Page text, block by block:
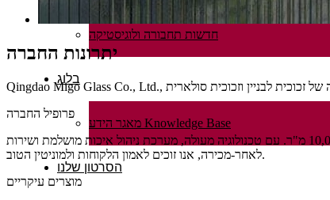
חדשות תחבורה ולוגיסטיקה
בלוג
מאגר הידע Knowledge Base
הסרטון שלנו
יתרונות החברה
פרופיל החברה
החברה שלנו היא יצרנית מקצועית של זכוכית ומראות עם היסטוריה של יותר מ-20 שנה. היצרן משתרע על שטח של יותר מ-20,000 מ"ר עם סדנה של 10,000 מ"ר. עם טכנולוגיה מעולה, מערכת ניהול איכות מושלמת ושירות
לאחר-מכירה, אנו זוכים לאמון הלקוחות ולמוניטין הטוב.
מוצרים עיקריים